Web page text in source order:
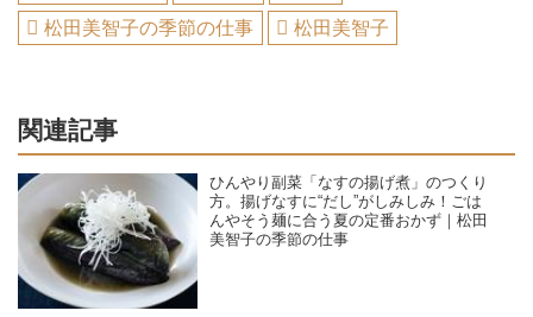
松田美智子の季節の仕事
松田美智子
関連記事
ひんやり副菜「なすの揚げ煮」のつくり
方。揚げなすに“だし”がしみしみ！ごは
んやそう麺に合う夏の定番おかず｜松田
美智子の季節の仕事